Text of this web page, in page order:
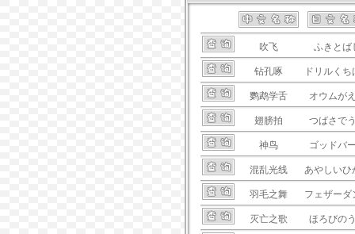
吹飞 ふきとば
钻孔啄 ドリルくち
鹦鹉学舌 オウムが
翅膀拍 つばさで
神鸟 ゴッドバ
混乱光线 あやしいひ
羽毛之舞 フェザーダ
灭亡之歌 ほろびの